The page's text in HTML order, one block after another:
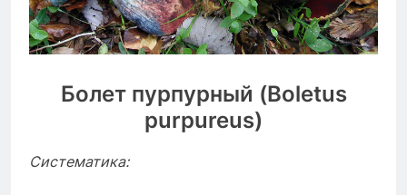
Болет пурпурный (Boletus
purpureus)
Систематика: